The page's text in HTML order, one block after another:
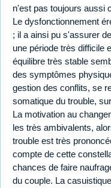
n'est pas toujours aussi
Le dysfonctionnement
; il a ainsi pu s'assurer
une période très difficile
équilibre très stable
des symptômes
gestion des conflits, se
somatique du trouble,
La motivation au
les très ambivalents,
trouble est très
compte de cette
chances de faire
du couple. La